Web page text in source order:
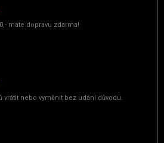
máte dopravu zdarma!
vrátit nebo vyměnit bez udání důvodu.